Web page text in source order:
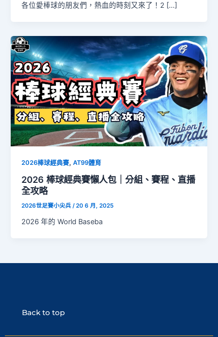
各位愛棒球的朋友們，熱血的時刻又來了！2 […]
2026棒球經典賽,AT99體育
2026 棒球經典賽懶人包｜分組、賽程、直播
全攻略
2026世足賽小尖兵/20 6 月, 2025
2026 年的 World Baseba
Back to top